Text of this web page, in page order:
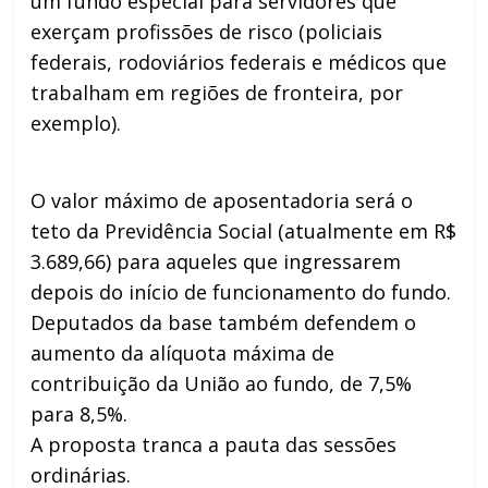
exerçam profissões de risco (policiais
federais, rodoviários federais e médicos que
trabalham em regiões de fronteira, por
exemplo).
O valor máximo de aposentadoria será o
teto da Previdência Social (atualmente em R$
3.689,66) para aqueles que ingressarem
depois do início de funcionamento do fundo.
Deputados da base também defendem o
aumento da alíquota máxima de
contribuição da União ao fundo, de 7,5%
para 8,5%.
A proposta tranca a pauta das sessões
ordinárias.